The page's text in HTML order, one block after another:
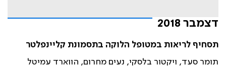
דצמבר 2018
תסחיף לריאות במטופל הלוקה בתסמונת קליינפלטר
תומר סעד, ויקטור בלסקי, נעים מחרום, הווארד עמיטל